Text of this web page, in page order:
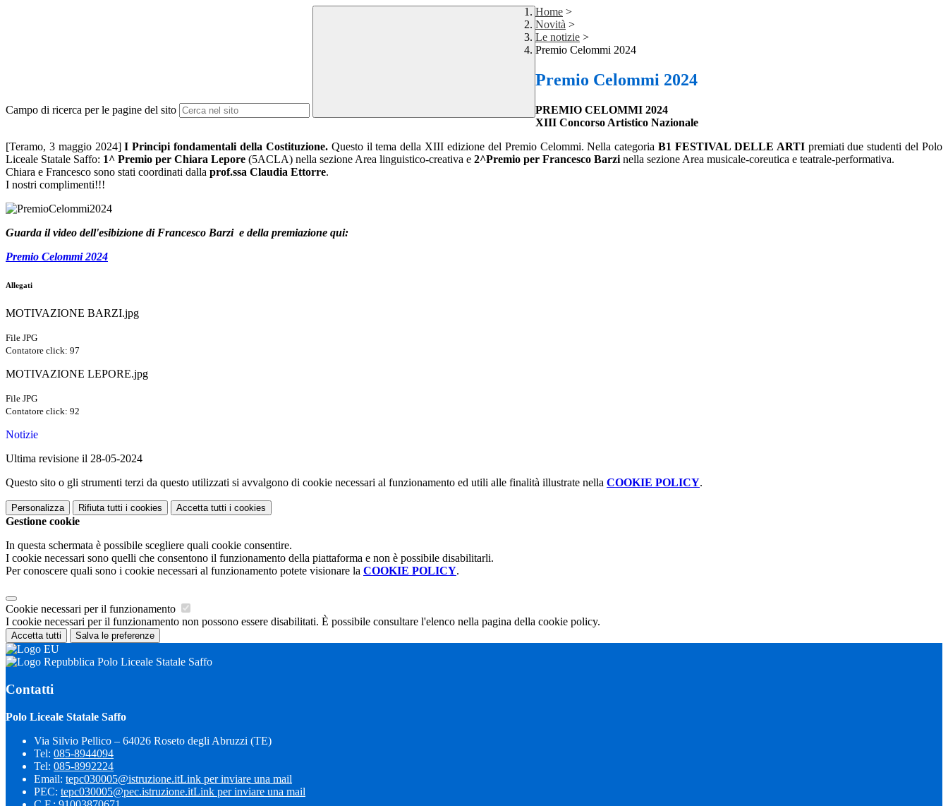
Campo di ricerca per le pagine del sito
Home >
Novità >
Le notizie >
Premio Celommi 2024
Premio Celommi 2024
PREMIO CELOMMI 2024
XIII Concorso Artistico Nazionale
[Teramo, 3 maggio 2024]I Principi fondamentali della Costituzione. Questo il tema della XIII edizione del Premio Celommi. Nella categoriaB1 FESTIVAL DELLE ARTIpremiati due studenti del Polo
Liceale Statale Saffo: 1^ Premio per Chiara Lepore (5ACLA) nella sezione Area linguistico-creativa e 2^Premio per Francesco Barzi nella sezione Area musicale-coreutica e teatrale-performativa.
Chiara e Francesco sono stati coordinati dalla prof.ssa Claudia Ettorre.
I nostri complimenti!!!
Guarda il video dell'esibizione di Francesco Barzi e della premiazione qui:
Premio Celommi 2024
Allegati
MOTIVAZIONE BARZI.jpg
File JPG
Contatore click: 97
MOTIVAZIONE LEPORE.jpg
File JPG
Contatore click: 92
Notizie
Ultima revisione il 28-05-2024
Questo sito o gli strumenti terzi da questo utilizzati si avvalgono di cookie necessari al funzionamento ed utili alle finalità illustrate nella COOKIE POLICY.
Personalizza Rifiuta tutti i cookies Accetta tutti i cookies
Gestione cookie
In questa schermata è possibile scegliere quali cookie consentire.
I cookie necessari sono quelli che consentono il funzionamento della piattaforma e non è possibile disabilitarli.
Per conoscere quali sono i cookie necessari al funzionamento potete visionare la COOKIE POLICY.
Cookie necessari per il funzionamento
I cookie necessari per il funzionamento non possono essere disabilitati. È possibile consultare l'elenco nella pagina della cookie policy.
Accetta tutti Salva le preferenze
Polo Liceale Statale Saffo
Contatti
Polo Liceale Statale Saffo
Via Silvio Pellico – 64026 Roseto degli Abruzzi (TE)
Tel: 085-8944094
Tel: 085-8992224
Email: tepc030005@istruzione.itLink per inviare una mail
PEC: tepc030005@pec.istruzione.itLink per inviare una mail